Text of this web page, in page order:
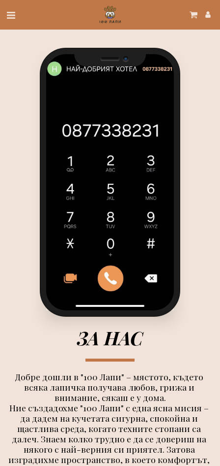
SpeakerCamera
ЗА НАС
Добре дошли в "100 Лапи" – мястото, където
всяка лапичка получава любов, грижа и
внимание, сякаш е у дома.
Ние създадохме "100 Лапи" с една ясна мисия –
да дадем на кучетата сигурна, спокойна и
щастлива среда, когато техните стопани са
далеч. Знаем колко трудно е да се довериш на
някого с най-верния си приятел. Затова
изградихме пространство, в което комфортът,